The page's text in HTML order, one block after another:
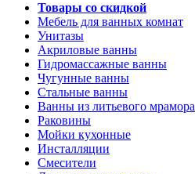
Товары со скидкой
Мебель для ванных комнат
Унитазы
Акриловые ванны
Гидромассажные ванны
Чугунные ванны
Стальные ванны
Ванны из литьевого мрамора
Раковины
Мойки кухонные
Инсталляции
Смесители